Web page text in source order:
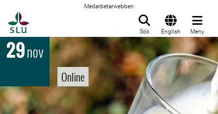
Medarbetarwebben
Sök English Meny
29nov
Online